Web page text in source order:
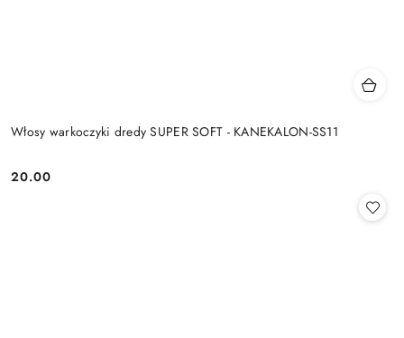
Włosy warkoczyki dredy SUPER SOFT - KANEKALON-SS11
Cena:
20.00